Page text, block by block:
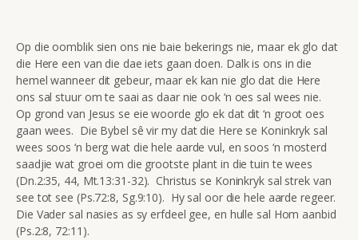
Op die oomblik sien ons nie baie bekerings nie, maar ek glo dat
die Here een van die dae iets gaan doen. Dalk is ons in die
hemel wanneer dit gebeur, maar ek kan nie glo dat die Here
ons sal stuur om te saai as daar nie ook ‘n oes sal wees nie.
Op grond van Jesus se eie woorde glo ek dat dit ‘n groot oes
gaan wees. Die Bybel sê vir my dat die Here se Koninkryk sal
wees soos ‘n berg wat die hele aarde vul, en soos ‘n mosterd
saadjie wat groei om die grootste plant in die tuin te wees
(Dn.2:35, 44, Mt.13:31-32). Christus se Koninkryk sal strek van
see tot see (Ps.72:8, Sg.9:10). Hy sal oor die hele aarde regeer.
Die Vader sal nasies as sy erfdeel gee, en hulle sal Hom aanbid
(Ps.2:8, 72:11).